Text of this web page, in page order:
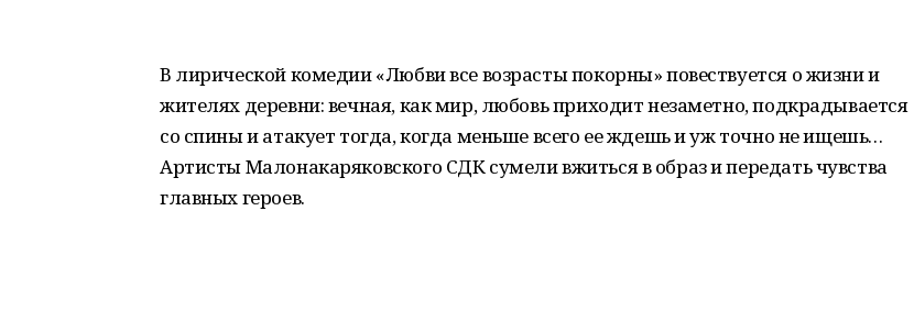
В лирической комедии «Любви все возрасты покорны» повествуется о жизни и
жителях деревни: вечная, как мир, любовь приходит незаметно, подкрадывается
со спины и атакует тогда, когда меньше всего ее ждешь и уж точно не ищешь…
Артисты Малонакаряковского СДК сумели вжиться в образ и передать чувства
главных героев.